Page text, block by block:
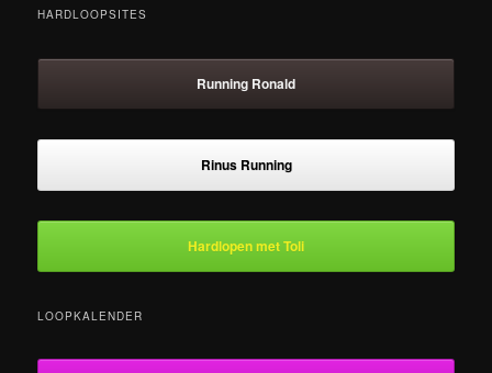
HARDLOOPSITES
Running Ronald
Rinus Running
Hardlopen met Toli
LOOPKALENDER